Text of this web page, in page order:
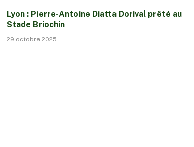
Lyon : Pierre-Antoine Diatta Dorival prêté au
Stade Briochin
29 octobre 2025